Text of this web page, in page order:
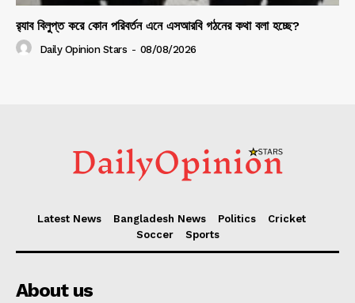
র‍্যাব বিলুপ্ত করে কোন পরিবর্তন এনে এসআরবি গঠনের কথা বলা হচ্ছে?
Daily Opinion Stars - 08/08/2026
Latest News Bangladesh News Politics
Cricket
Soccer
Sports
About us